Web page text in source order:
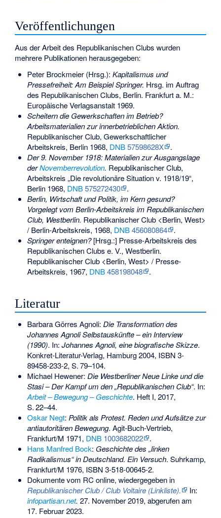
Veröffentlichungen
Aus der Arbeit des Republikanischen Clubs wurden
mehrere Publikationen herausgegeben:
Peter Brockmeier (Hrsg.): Kapitalismus und
Pressefreiheit: Am Beispiel Springer. Hrsg. im Auftrag
des Republikanischen Clubs, Berlin. Frankfurt a. M.:
Europäische Verlagsanstalt 1969.
Scheitern die Gewerkschaften im Betrieb?
Arbeitsmaterialien zur innerbetrieblichen Aktion.
Republikanischer Club, Gewerkschaftlicher
Arbeitskreis, Berlin 1968, DNB 57598628X
.
Der 9. November 1918: Materialien zur Ausgangslage
derNovemberrevolution. Republikanischer Club,
Arbeitskreis „Die revolutionäre Situation v. 1918/19“,
Berlin 1968, DNB 575272430
.
Berlin, Wirtschaft und Politik, im Kern gesund?
Vorgelegt vom Berlin-Arbeitskreis im Republikanischen
Club, Westberlin. Republikanischer Club <Berlin, West>
/ Berlin-Arbeitskreis, 1968, DNB 456080864
.
Springer enteignen?[Hrsg.:] Presse-Arbeitskreis des
Republikanischen Clubs e. V., Westberlin.
Republikanischer Club <Berlin, West> / Presse-
Arbeitskreis, 1967, DNB 458198048 .
Literatur
Barbara Görres Agnoli: Die Transformation des
Johannes Agnoli Selbstauskünfte – ein Interview
(1990). In: Johannes Agnoli, eine biografische Skizze.
Konkret-Literatur-Verlag, Hamburg 2004, ISBN 3-
89458-233-2, S.79–104.
Michael Hewener: Die Westberliner Neue Linke und die
Stasi – Der Kampf um den „Republikanischen Club“. In:
Arbeit – Bewegung – Geschichte. Heft I, 2017,
S.22–44.
Oskar Negt: Politik als Protest. Reden und Aufsätze zur
antiautoritären Bewegung. Agit-Buch-Vertrieb,
Frankfurt/M 1971, DNB 1003682022
.
Hans Manfred Bock: Geschichte des „linken
Radikalismus“ in Deutschland. Ein Versuch. Suhrkamp,
Frankfurt/M 1976, ISBN 3-518-00645-2.
Dokumente vom RC online, wiedergegeben in
Republikanischer Club / Club Voltaire (Linkliste).
In:
infopartisan.net. 27. November 2019, abgerufen am
17. Februar 2023.